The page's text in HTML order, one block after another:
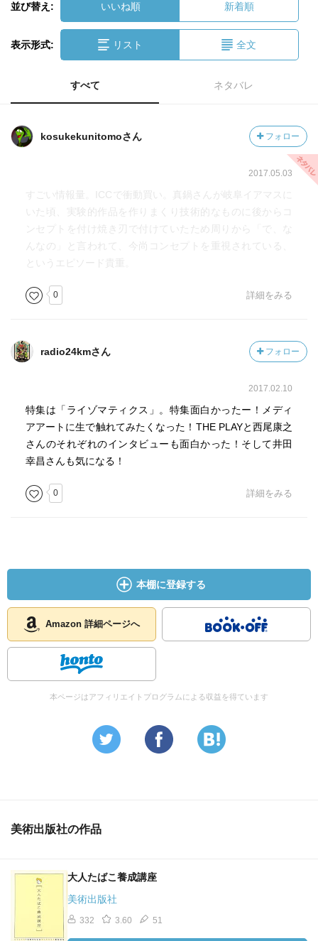
並び替え: いいね順 新着順
表示形式: リスト 全文
すべて ネタバレ
kosukekunitomoさん フォロー
2017.05.03
すごい情報量。ICCで衝動買い。真鍋さんが岐阜イアマスに
いた頃、実験的作品を作りまくり技術的なものに後からコ
ンセプトを付け焼き刃で付けていたため周りから「で、な
んなの」と言われて、今尚コンセプトを重視されている、
というエピソード貴重。
0 詳細をみる
radio24kmさん フォロー
2017.02.10
特集は「ライゾマティクス」。特集面白かったー！メディ
アアートに生で触れてみたくなった！THE PLAYと西尾康之
さんのそれぞれのインタビューも面白かった！そして井田
幸昌さんも気になる！
0 詳細をみる
本棚に登録する
Amazon 詳細ページへ
本ページはアフィリエイトプログラムによる収益を得ています
美術出版社の作品
大人たばこ養成講座
美術出版社
332 3.60 51